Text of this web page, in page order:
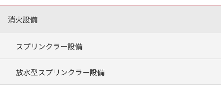
消火設備
スプリンクラー設備
放水型スプリンクラー設備